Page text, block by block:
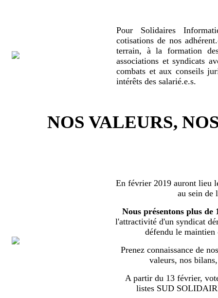
Pour Solidaires
cotisations de nos
terrain, à la formation
associations et syndicats
combats et aux conseils
intérêts des salarié.e.s.
NOS VALEURS,
En février 2019 auront lieu
au sein de
Nous présentons plus de
l'attractivité d'un syndicat
défendu le maintien
Prenez connaissance de
valeurs, nos
A partir du 13 février,
listes SUD